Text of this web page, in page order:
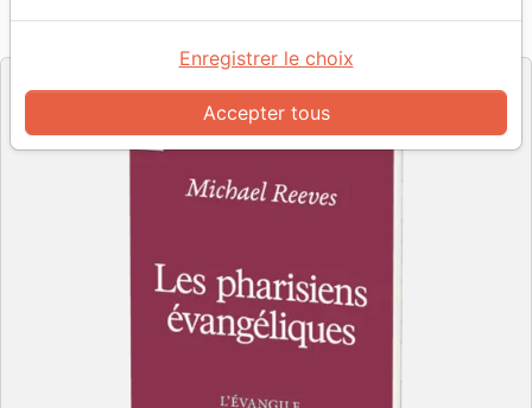
Accepter tous
Enregistrer le choix